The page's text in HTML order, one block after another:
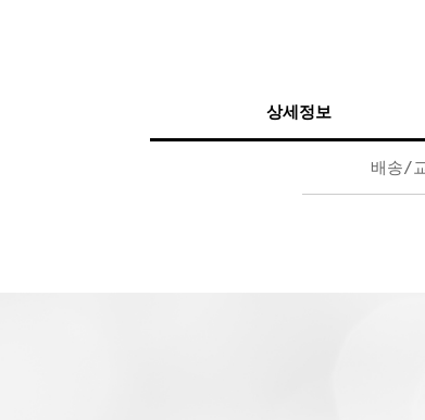
상세정보
배송/